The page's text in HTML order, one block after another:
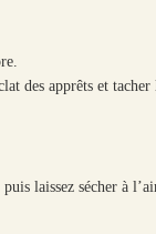
des apprêts et tacher
laissez sécher à